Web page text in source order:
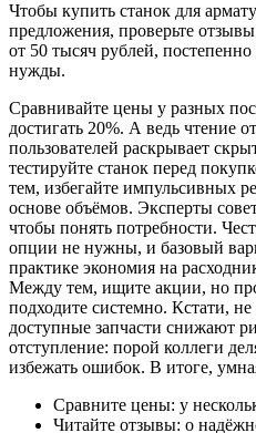
Чтобы купить станок для
предложения, проверьте
от 50 тысяч рублей,
нужды.
Сравнивайте цены у разных
достигать 20%. А ведь чтение
пользователей раскрывает
тестируйте станок перед
тем, избегайте импульсивных
основе объёмов. Эксперты
чтобы понять потребности.
опции не нужны, и базовый
практике экономия на
Между тем, ищите акции, но
подходите системно. Кстати, не
доступные запчасти снижают
отступление: порой коллеги
избежать ошибок. В итоге,
Сравните цены: у
Читайте отзывы: о